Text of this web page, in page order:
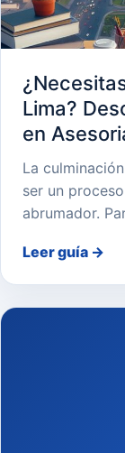
Lima?
en
La
ser un
abrumador.
Leer guía →